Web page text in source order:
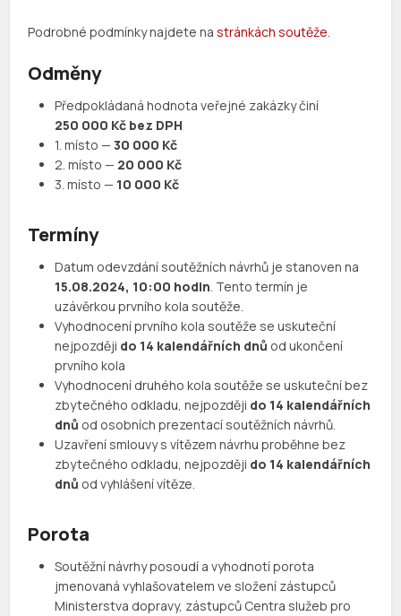
Podrobné podmínky najdete nastránkách soutěže.
Odměny
Předpokládaná hodnota veřejné zakázky činí
250 000 Kč bez DPH
1. místo —30 000 Kč
2. místo — 20 000 Kč
3. místo — 10 000 Kč
Termíny
Datum odevzdání soutěžních návrhů je stanoven na
15.08.2024, 10:00 hodin. Tento termín je
uzávěrkou prvního kola soutěže.
Vyhodnocení prvního kola soutěže se uskuteční
nejpozději do 14 kalendářních dnů od ukončení
prvního kola
Vyhodnocení druhého kola soutěže se uskuteční bez
zbytečného odkladu, nejpozději do 14 kalendářních
dnů od osobních prezentací soutěžních návrhů.
Uzavření smlouvy s vítězem návrhu proběhne bez
zbytečného odkladu, nejpozději do 14 kalendářních
dnů od vyhlášení vítěze.
Porota
Soutěžní návrhy posoudí a vyhodnotí porota
jmenovaná vyhlašovatelem ve složení zástupců
Ministerstva dopravy, zástupců Centra služeb pro